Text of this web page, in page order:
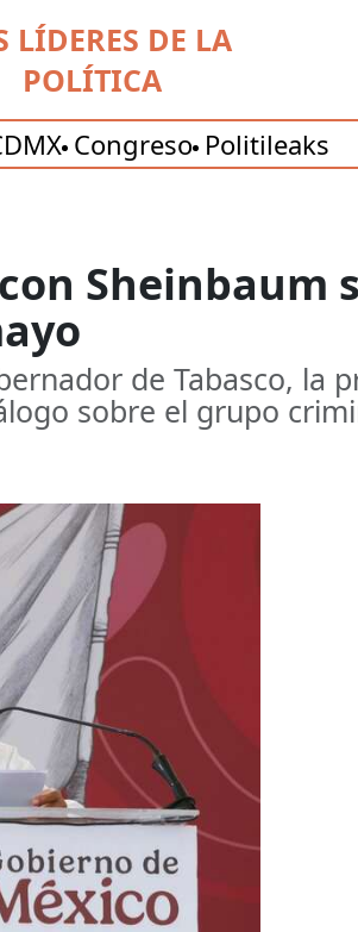
LÍDERES DE LA
POLÍTICA
Congreso Politileaks
Sheinbaum
de Tabasco, la
sobre el grupo